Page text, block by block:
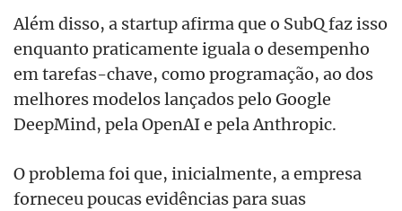
Além disso, a startup afirma que o SubQ faz isso
enquanto praticamente iguala o desempenho
em tarefas-chave, como programação, ao dos
melhores modelos lançados pelo Google
DeepMind, pela OpenAI e pela Anthropic.
O problema foi que, inicialmente, a empresa
forneceu poucas evidências para suas